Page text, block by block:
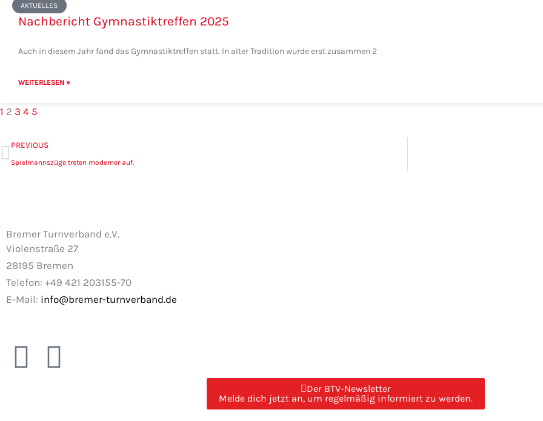
AKTUELLES
Nachbericht Gymnastiktreffen 2025
Auch in diesem Jahr fand das Gymnastiktreffen statt. In alter Tradition wurde erst zusammen 2
WEITERLESEN »
1 2 3 4 5
Zurück
PREVIOUS
Spielmannszüge treten moderner auf.
Bremer Turnverband e.V.
Violenstraße 27
28195 Bremen
Telefon: +49 421 203155-70
E-Mail: info@bremer-turnverband.de
F
I
Der BTV-Newsletter
Melde dich jetzt an, um regelmäßig informiert zu werden.